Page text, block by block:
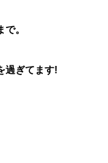
。
過ぎてます!